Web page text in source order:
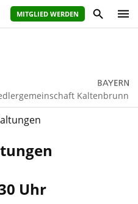
MITGLIED WERDEN
Kaltenbrunn
Uhr